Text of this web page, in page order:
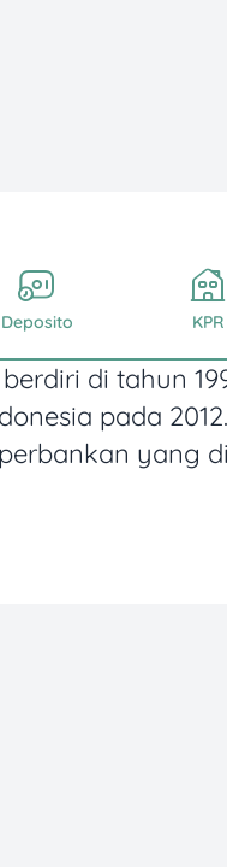
Deposito KPR
di tahun
pada
yang